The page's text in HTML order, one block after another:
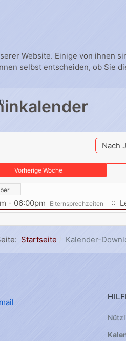
Nach
Vorherige Woche
- 06:00pm Elternsprechzeiten ::
Startseite Kalender-
Website. Einige von ihnen
selbst entscheiden, ob Sie